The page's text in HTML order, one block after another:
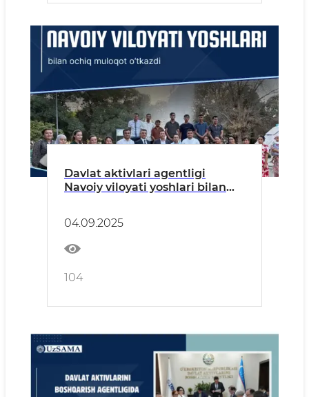
Davlat aktivlari agentligi
Navoiy viloyati yoshlari bilan
04.09.2025
104